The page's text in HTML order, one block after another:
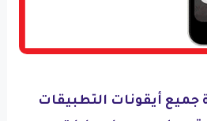
جميع أيقونات التطبيقات